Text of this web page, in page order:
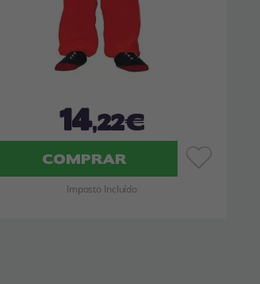
14,22€
COMPRAR
Imposto Incluído